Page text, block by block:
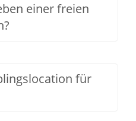
einer freien
für